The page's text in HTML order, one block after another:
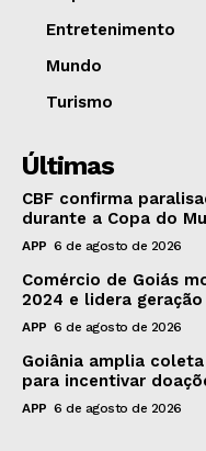
Entretenimento
Mundo
Turismo
Últimas
CBF confirma
durante a Copa do
APP 6 de agosto de 2026
Comércio de Goiás
2024 e lidera
APP 6 de agosto de 2026
Goiânia amplia
para incentivar
APP 6 de agosto de 2026